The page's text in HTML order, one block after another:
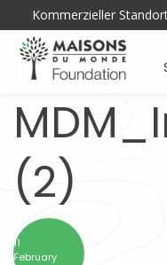
Kommerzieller
(2)
11
February